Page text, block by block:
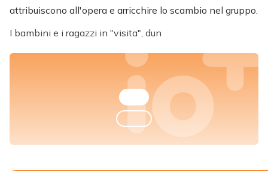
attribuiscono all'opera e arricchire lo scambio nel gruppo.
I bambini e i ragazzi in "visita", dun